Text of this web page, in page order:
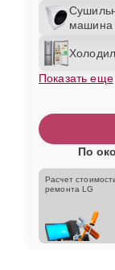
машина
Показать еще
По
Расчет
ремонта LG